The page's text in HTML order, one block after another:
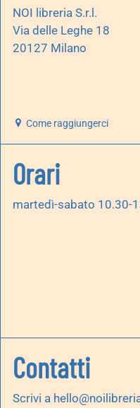
NOI libreria S.r.l.
Via delle Leghe 18
20127 Milano
Come raggiungerci
Orari
martedì-sabato 10.30-
Contatti
Scrivi a